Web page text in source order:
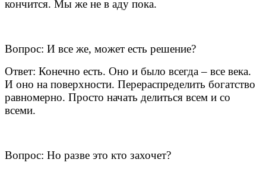
кончится. Мы же не в аду пока.
Вопрос: И все же, может есть решение?
Ответ: Конечно есть. Оно и было всегда – все века.
И оно на поверхности. Перераспределить богатство
равномерно. Просто начать делиться всем и со
всеми.
Вопрос: Но разве это кто захочет?